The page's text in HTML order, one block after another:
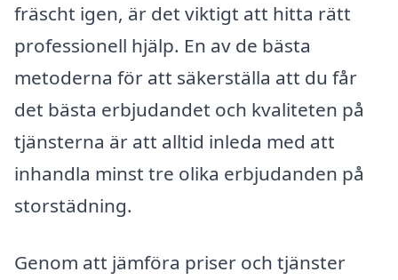
fräscht igen, är det viktigt att hitta rätt
professionell hjälp. En av de bästa
metoderna för att säkerställa att du får
det bästa erbjudandet och kvaliteten på
tjänsterna är att alltid inleda med att
inhandla minst tre olika erbjudanden på
storstädning.
Genom att jämföra priser och tjänster